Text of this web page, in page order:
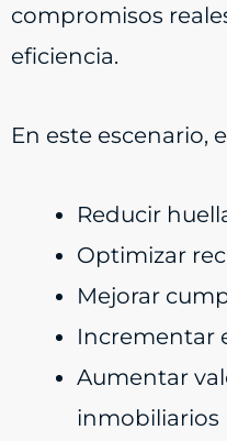
compromisos
eficiencia.
En este escenario,
Reducir
Optimizar
Mejorar
Incrementar
Aumentar
inmobiliarios